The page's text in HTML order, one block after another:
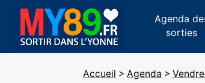
Agenda
sorties
Accueil > Agenda >